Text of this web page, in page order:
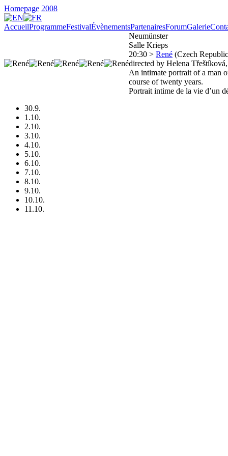
Homepage 2008
AccueilProgrammeFestivalÉvènementsPartenairesForumGalerie
Neumünster
Salle Krieps
20:30 > René (Czech
directed by Helena
An intimate portrait of a man
course of twenty years.
Portrait intime de la vie d’un
30.9.
1.10.
2.10.
3.10.
4.10.
5.10.
6.10.
7.10.
8.10.
9.10.
10.10.
11.10.